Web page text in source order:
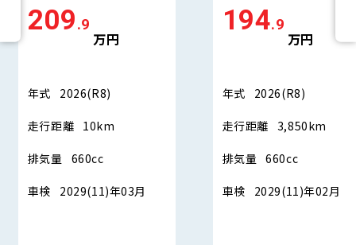
209.9
万円
年式 2026(R8)
走行距離 10km
排気量 660cc
車検 2029(11)年03月
194.9
万円
年式 2026(R8)
走行距離 3,850km
排気量 660cc
車検 2029(11)年02月